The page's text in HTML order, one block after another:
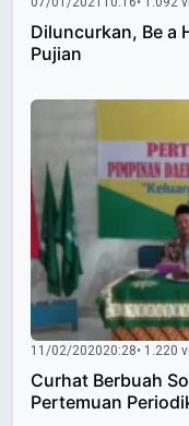
Diluncurkan, Be a
Pujian
11/02/202020:28• 1.220
Curhat Berbuah
Pertemuan